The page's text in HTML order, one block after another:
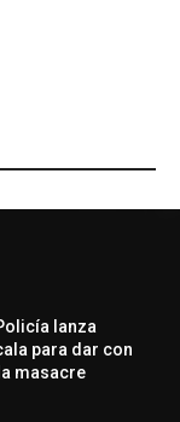
Policía lanza
para dar con
masacre